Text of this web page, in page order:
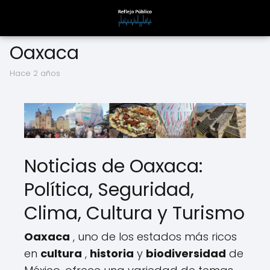
Oaxaca
hace 2 años
Noticias de Oaxaca:
Política, Seguridad,
Clima, Cultura y Turismo
Oaxaca , uno de los estados más ricos
en cultura , historia y biodiversidad de